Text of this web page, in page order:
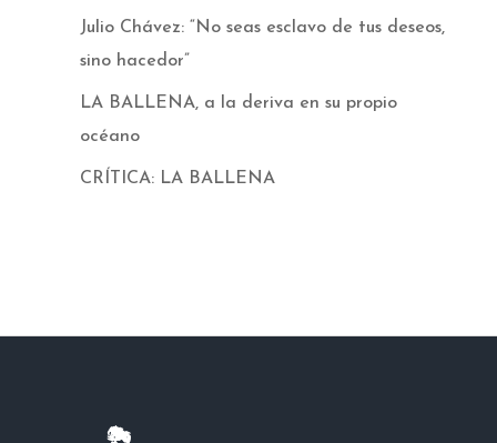
Julio Chávez: “No seas esclavo de tus deseos,
sino hacedor”
LA BALLENA, a la deriva en su propio
océano
CRÍTICA: LA BALLENA